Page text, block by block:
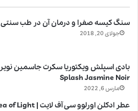
سنگ کیسه صفرا و درمان آن در طب سنتی
جولای 20, 2018
Splash Jasmine Noir
مارس 6, 2022
عطر ادکلن اورلوو سی آف لایت | Orlov Paris Sea of Light